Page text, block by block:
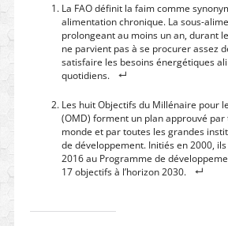
La FAO définit la faim comme
alimentation chronique. La sous-
prolongeant au moins un an, durant
ne parvient pas à se procurer assez
satisfaire les besoins énergétiques
quotidiens.
Les huit Objectifs du Millénaire pour
(OMD) forment un plan approuvé par
monde et par toutes les grandes
de développement. Initiés en 2000,
2016 au Programme de
17 objectifs à l’horizon 2030.